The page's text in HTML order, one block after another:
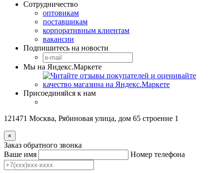
Сотрудничество
оптовикам
поставщикам
корпоративным клиентам
вакансии
Подпишитесь на новости
Мы на Яндекс.Маркете
Присоединяйся к нам
121471 Москва, Рябиновая улица, дом 65 строение 1
×
Заказ обратного звонка
Ваше имя
Номер телефона